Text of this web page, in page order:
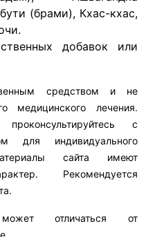
(брами), Кхас-кхас,
добавок или
средством и не
медицинского лечения.
с
для индивидуального
сайта имеют
Рекомендуется
отличаться от